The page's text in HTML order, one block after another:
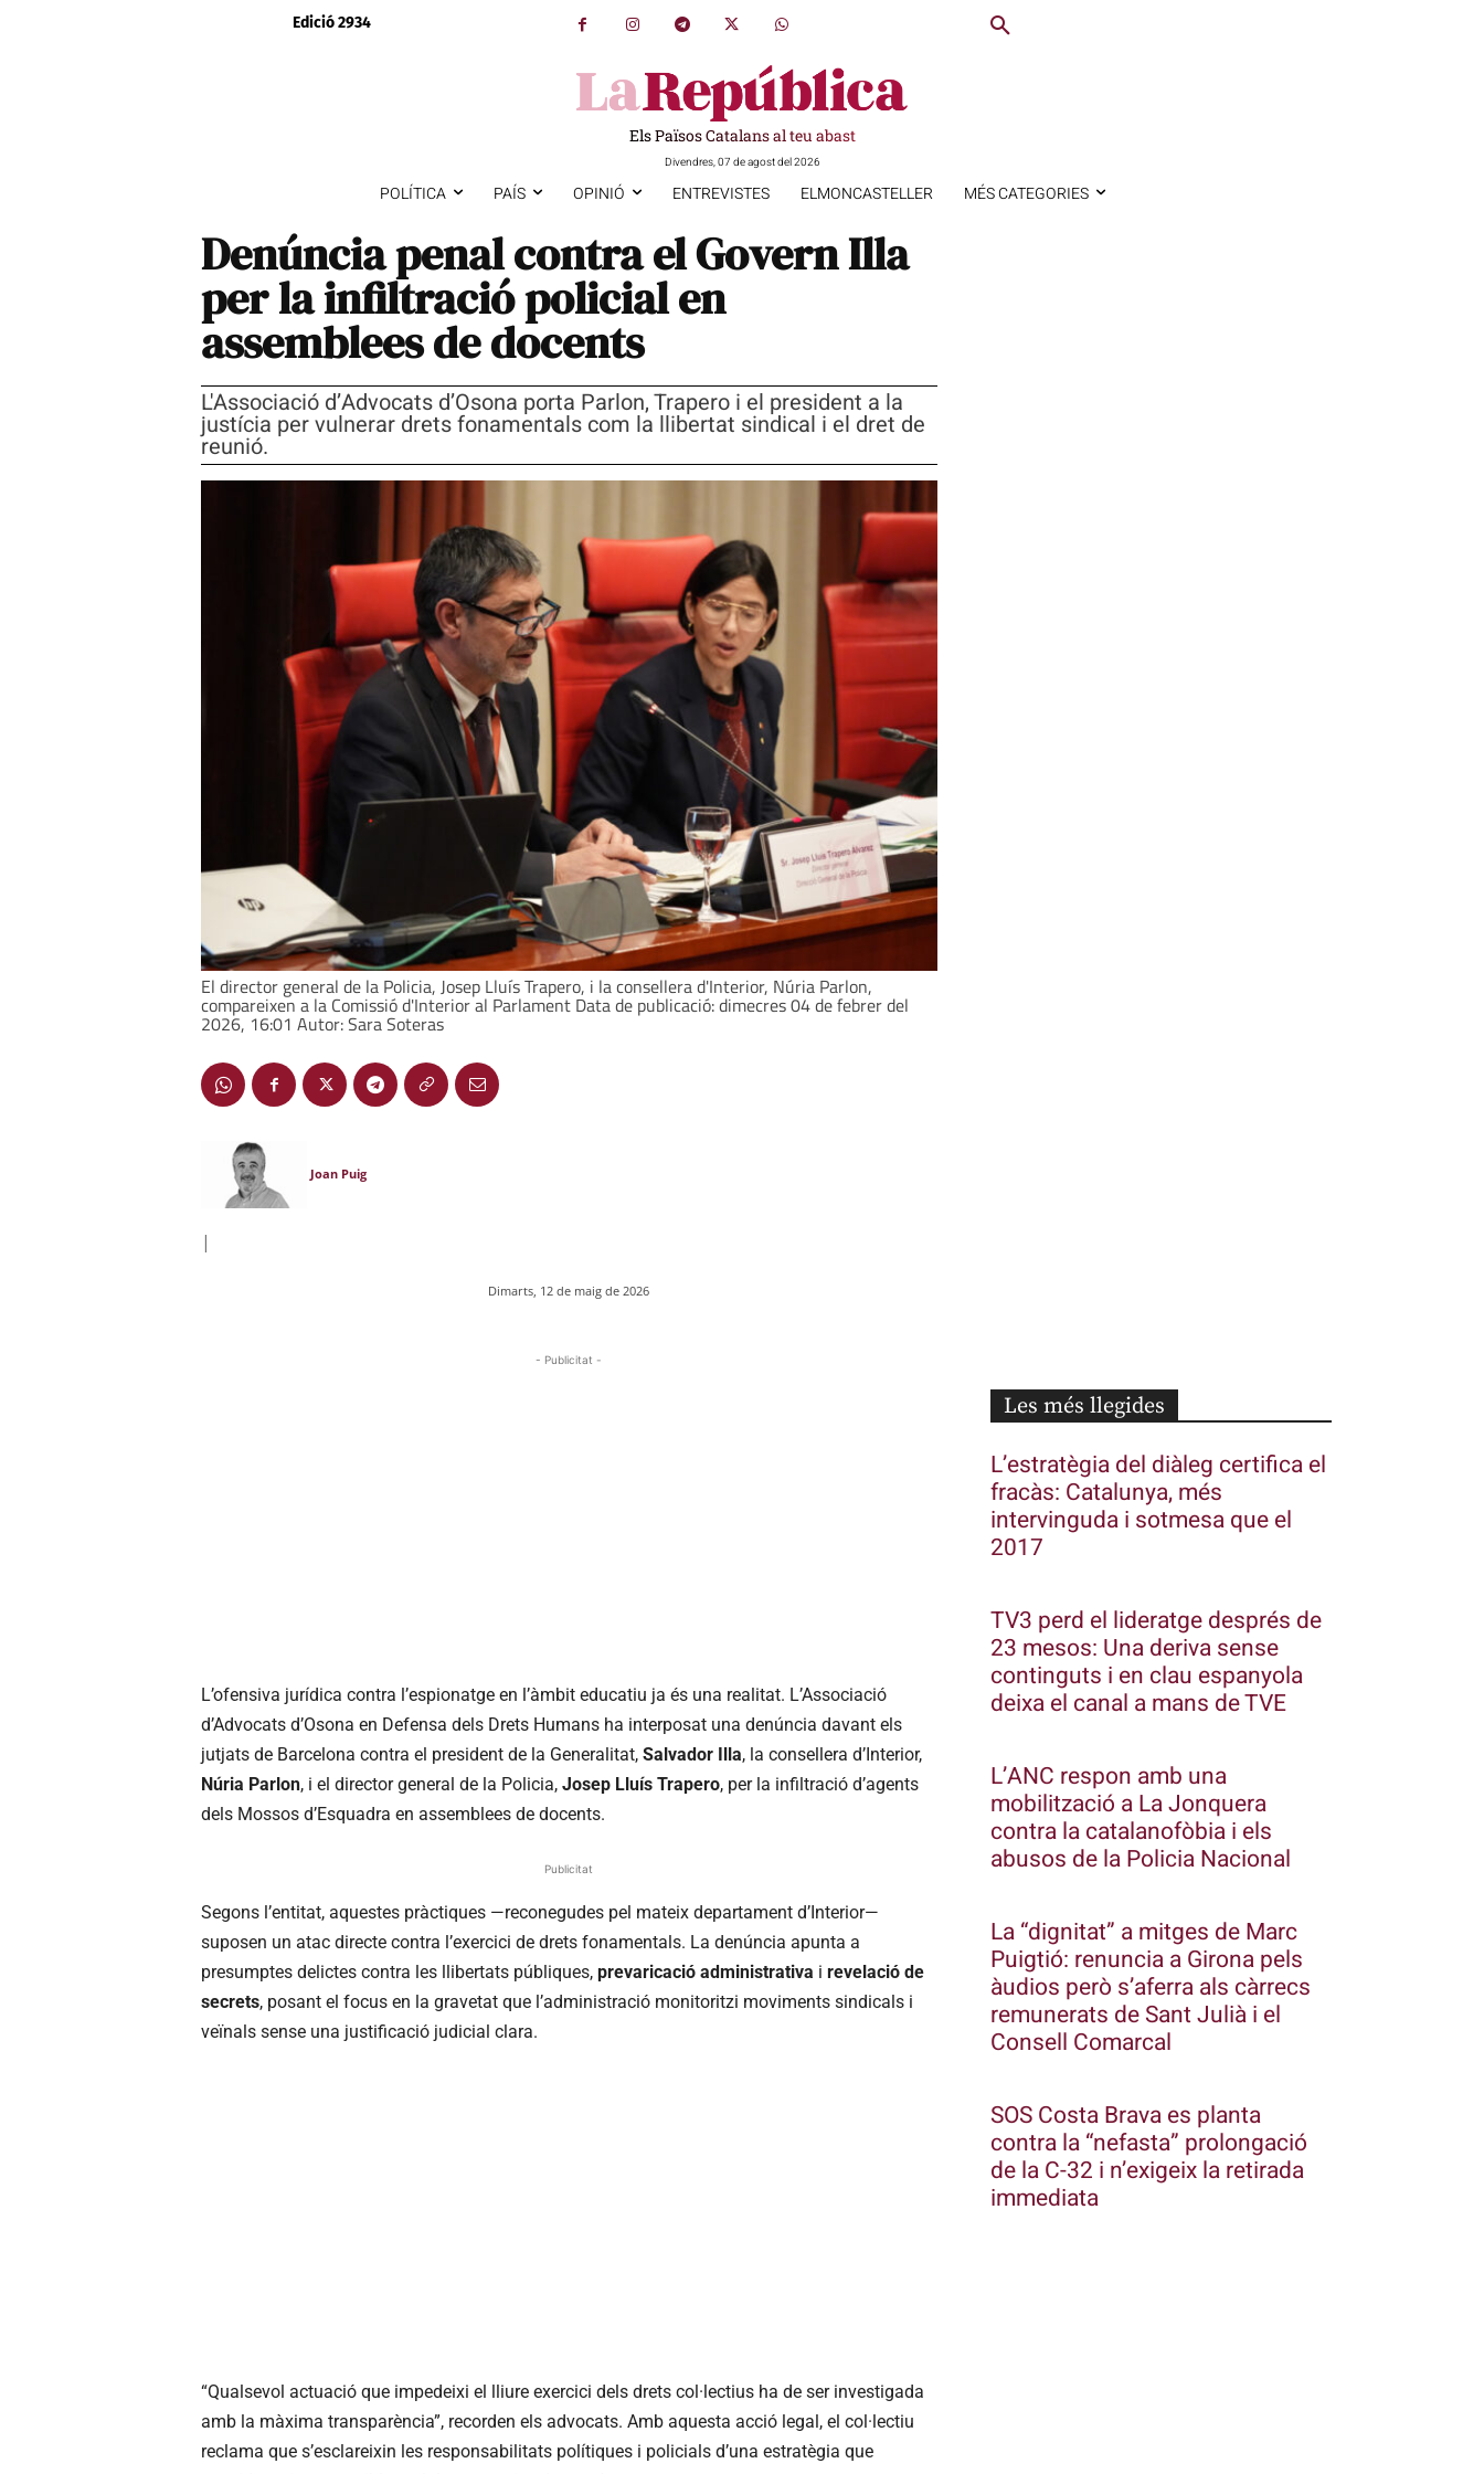
Edició 2934
Els Països Catalans al teu abast
Divendres, 07 de agost del 2026
POLÍTICA PAÍS OPINIÓ ENTREVISTES ELMONCASTELLER MÉS CATEGORIES
Denúncia penal contra el Govern Illa
per la infiltració policial en
assemblees de docents
L'Associació d’Advocats d’Osona porta Parlon, Trapero i el president a la
justícia per vulnerar drets fonamentals com la llibertat sindical i el dret de
reunió.
El director general de la Policia, Josep Lluís Trapero, i la consellera d'Interior, Núria Parlon,
compareixen a la Comissió d'Interior al Parlament Data de publicació: dimecres 04 de febrer del
2026, 16:01 Autor: Sara Soteras
Joan Puig
|
Dimarts, 12 de maig de 2026
- Publicitat -
L’ofensiva jurídica contra l’espionatge en l’àmbit educatiu ja és una realitat. L’Associació
d’Advocats d’Osona en Defensa dels Drets Humans ha interposat una denúncia davant els
jutjats de Barcelona contra el president de la Generalitat, Salvador Illa, la consellera d’Interior,
Núria Parlon, i el director general de la Policia, Josep Lluís Trapero, per la infiltració d’agents
dels Mossos d’Esquadra en assemblees de docents.
Publicitat
Segons l’entitat, aquestes pràctiques —reconegudes pel mateix departament d’Interior—
suposen un atac directe contra l’exercici de drets fonamentals. La denúncia apunta a
presumptes delictes contra les llibertats públiques, prevaricació administrativa i revelació de
secrets, posant el focus en la gravetat que l’administració monitoritzi moviments sindicals i
veïnals sense una justificació judicial clara.
“Qualsevol actuació que impedeixi el lliure exercici dels drets col·lectius ha de ser investigada
amb la màxima transparència”, recorden els advocats. Amb aquesta acció legal, el col·lectiu
reclama que s’esclareixin les responsabilitats polítiques i policials d’una estratègia que
Les més llegides
L’estratègia del diàleg certifica el
fracàs: Catalunya, més
intervinguda i sotmesa que el
2017
TV3 perd el lideratge després de
23 mesos: Una deriva sense
continguts i en clau espanyola
deixa el canal a mans de TVE
L’ANC respon amb una
mobilització a La Jonquera
contra la catalanofòbia i els
abusos de la Policia Nacional
La “dignitat” a mitges de Marc
Puigtió: renuncia a Girona pels
àudios però s’aferra als càrrecs
remunerats de Sant Julià i el
Consell Comarcal
SOS Costa Brava es planta
contra la “nefasta” prolongació
de la C-32 i n’exigeix la retirada
immediata